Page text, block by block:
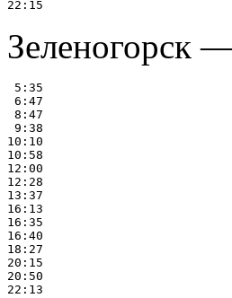
Зеленогорск
5:35
6:47
8:47
9:38
10:10
10:58
12:00
12:28
13:37
16:13
16:35
16:40
18:27
20:15
20:50
22:13